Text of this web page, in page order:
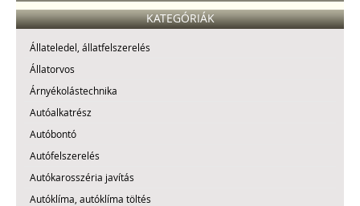
KATEGÓRIÁK
Állateledel, állatfelszerelés
Állatorvos
Árnyékolástechnika
Autóalkatrész
Autóbontó
Autófelszerelés
Autókarosszéria javítás
Autóklíma, autóklíma töltés